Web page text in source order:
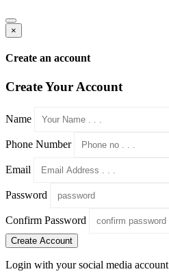
×
Create an account
Create Your Account
Name
Phone Number
Email
Password
Confirm Password
Create Account
Login with your social media account